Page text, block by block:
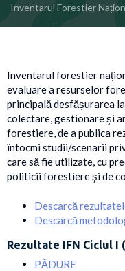
Inventarul Forestier
Inventarul forestier
evaluare a resurselor
principală desfășurarea
colectare, gestionare şi
forestiere, de a publica
întocmi studii/scenarii
care să fie utilizate, cu
politicii forestiere şi de
Descarcă
Descarcă
Rezultate IFN Ciclul I
PĂDURE